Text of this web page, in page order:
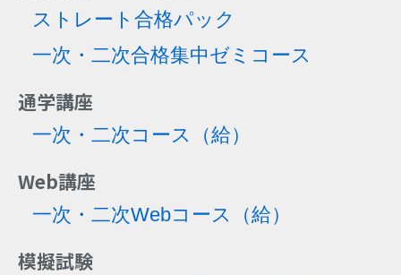
ストレート合格パック
一次・二次合格集中ゼミコース
通学講座
一次・二次コース （給）
Web講座
一次・二次Webコース （給）
模擬試験